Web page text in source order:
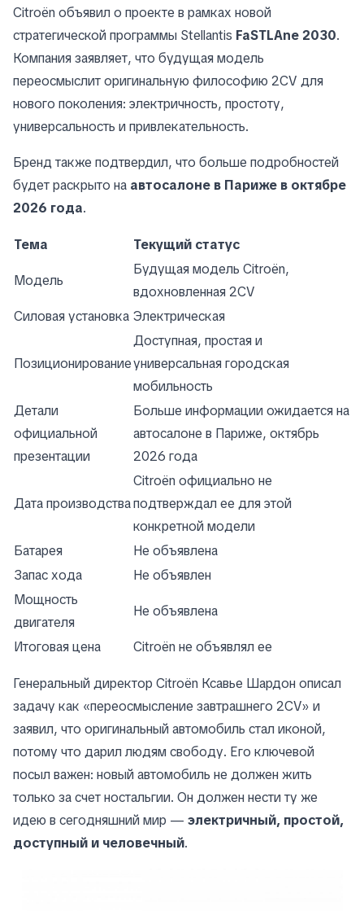
Citroën объявил о проекте в рамках новой
стратегической программы Stellantis FaSTLAne 2030.
Компания заявляет, что будущая модель
переосмыслит оригинальную философию 2CV для
нового поколения: электричность, простоту,
универсальность и привлекательность.
Бренд также подтвердил, что больше подробностей
будет раскрыто на автосалоне в Париже в октябре
2026 года.
Тема Текущий статус
Модель
Будущая модель Citroën,
вдохновленная 2CV
Силовая установка Электрическая
Позиционирование
Доступная, простая и
универсальная городская
мобильность
Детали
официальной
презентации
Больше информации ожидается на
автосалоне в Париже, октябрь
2026 года
Дата производства
Citroën официально не
подтверждал ее для этой
конкретной модели
Батарея
Не объявлена
Запас хода
Не объявлен
Мощность
двигателя
Не объявлена
Итоговая цена Citroën не объявлял ее
Генеральный директор Citroën Ксавье Шардон описал
задачу как «переосмысление завтрашнего 2CV» и
заявил, что оригинальный автомобиль стал иконой,
потому что дарил людям свободу. Его ключевой
посыл важен: новый автомобиль не должен жить
только за счет ностальгии. Он должен нести ту же
идею в сегодняшний мир — электричный, простой,
доступный и человечный.